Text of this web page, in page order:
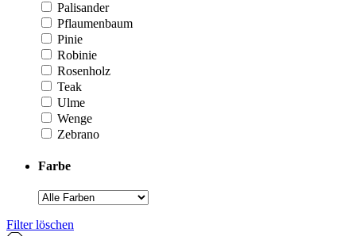
Palisander
Pflaumenbaum
Pinie
Robinie
Rosenholz
Teak
Ulme
Wenge
Zebrano
Farbe
­Filter löschen